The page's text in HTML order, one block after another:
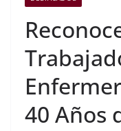
40 Años